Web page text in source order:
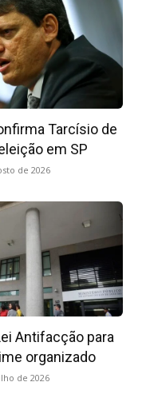
Tarcísio de
em SP
de 2026
Antifacção para
organizado
de 2026